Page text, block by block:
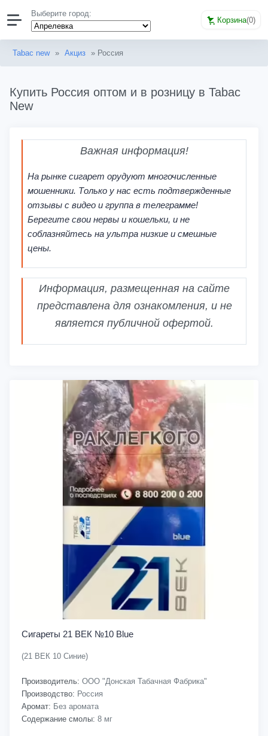
Выберите город:
Корзина(0)
Tabac new » Акциз » Россия
Купить Россия оптом и в розницу в Tabac
New
Важная информация!
На рынке сигарет орудуют многочисленные
мошенники. Только у нас есть подтвержденные
отзывы с видео и группа в телеграмме!
Берегите свои нервы и кошельки, и не
соблазняйтесь на ультра низкие и смешные
цены.
Информация, размещенная на сайте
представлена для ознакомления, и не
является публичной офертой.
Сигареты 21 ВЕК №10 Blue
(21 ВЕК 10 Синие)
Производитель: ООО "Донская Табачная Фабрика"
Производство: Россия
Аромат: Без аромата
Содержание смолы: 8 мг